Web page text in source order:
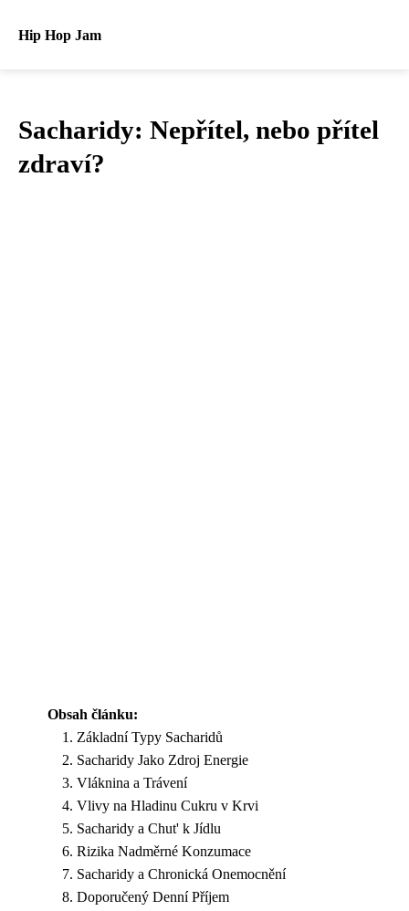
Hip Hop Jam
Sacharidy: Nepřítel, nebo přítel
zdraví?
Obsah článku:
Základní Typy Sacharidů
Sacharidy Jako Zdroj Energie
Vláknina a Trávení
Vlivy na Hladinu Cukru v Krvi
Sacharidy a Chut' k Jídlu
Rizika Nadměrné Konzumace
Sacharidy a Chronická Onemocnění
Doporučený Denní Příjem